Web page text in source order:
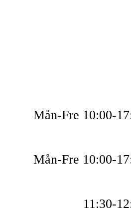
Mån-Fre 10:00-
Mån-Fre 10:00-
11:30-